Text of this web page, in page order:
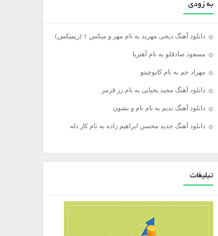
به زودی
دانلود آهنگ دیجی مهربد به نام مهر و میکس ۱ (ریمیکس)
مسعود صادقلو به نام آهنربا
مهراد جم به نام کاپوچینو
دانلود آهنگ مجید یحیایی به نام رز قرمز
دانلود آهنگ ندیم به نام نام و نشون
دانلود آهنگ جدید محسن ابراهیم زاده به نام کار دله
تبلیغات